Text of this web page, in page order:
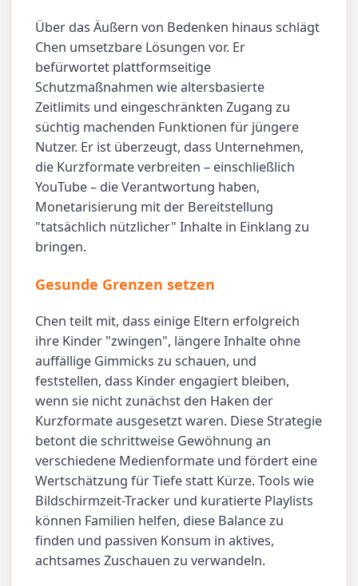
Über das Äußern von Bedenken hinaus schlägt
Chen umsetzbare Lösungen vor. Er
befürwortet plattformseitige
Schutzmaßnahmen wie altersbasierte
Zeitlimits und eingeschränkten Zugang zu
süchtig machenden Funktionen für jüngere
Nutzer. Er ist überzeugt, dass Unternehmen,
die Kurzformate verbreiten – einschließlich
YouTube – die Verantwortung haben,
Monetarisierung mit der Bereitstellung
"tatsächlich nützlicher" Inhalte in Einklang zu
bringen.
Gesunde Grenzen setzen
Chen teilt mit, dass einige Eltern erfolgreich
ihre Kinder "zwingen", längere Inhalte ohne
auffällige Gimmicks zu schauen, und
feststellen, dass Kinder engagiert bleiben,
wenn sie nicht zunächst den Haken der
Kurzformate ausgesetzt waren. Diese Strategie
betont die schrittweise Gewöhnung an
verschiedene Medienformate und fördert eine
Wertschätzung für Tiefe statt Kürze. Tools wie
Bildschirmzeit-Tracker und kuratierte Playlists
können Familien helfen, diese Balance zu
finden und passiven Konsum in aktives,
achtsames Zuschauen zu verwandeln.